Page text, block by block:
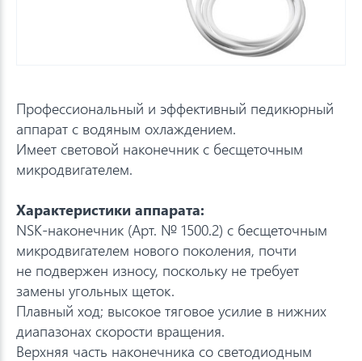
Профессиональный и эффективный педикюрный
аппарат с водяным охлаждением.
Имеет световой наконечник с бесщеточным
микродвигателем.
Характеристики аппарата:
NSK-наконечник (Арт. № 1500.2) с бесщеточным
микродвигателем нового поколения, почти
не подвержен износу, поскольку не требует
замены угольных щеток.
Плавный ход; высокое тяговое усилие в нижних
диапазонах скорости вращения.
Верхняя часть наконечника со светодиодным